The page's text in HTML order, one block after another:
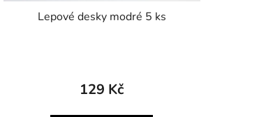
Lepové desky modré 5 ks
129 Kč